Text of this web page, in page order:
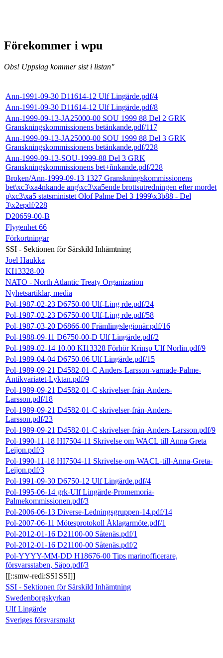
Förekommer i wpu
Obs! Uppslag kommer sist i listan"
Ann-1991-09-30 D11614-12 Ulf Lingärde.pdf/4
Ann-1991-09-30 D11614-12 Ulf Lingärde.pdf/8
Ann-1999-09-13-JA25000-00 SOU 1999 88 Del 2 GRK
Granskningskommissionens betänkande.pdf/117
Ann-1999-09-13-JA25000-00 SOU 1999 88 Del 3 GRK
Granskningskommissionens betänkande.pdf/228
Ann-1999-09-13-SOU-1999-88 Del 3 GRK
Granskningskommissionens bet+ñnkande.pdf/228
Broken/Ann-1999-09-13 1327 Granskningskommissionens
bet\xc3\xa4nkande ang\xc3\xa5ende brottsutredningen efter mordet
p\xc3\xa5 statsministet Olof Palme Del 3 1999\x3b88 - Del
3\x2epdf/228
D20659-00-B
Flygenhet 66
Förkortningar
SSI - Sektionen för Särskild Inhämtning
Joel Haukka
KI13328-00
NATO - North Atlantic Treaty Organization
Nyhetsartiklar, media
Pol-1987-02-23 D6750-00 Ulf-Ling rde.pdf/24
Pol-1987-02-23 D6750-00 Ulf-Ling rde.pdf/58
Pol-1987-03-20 D6866-00 Främlingslegionär.pdf/16
Pol-1988-09-11 D6750-00-D Ulf Lingärde.pdf/2
Pol-1989-02-14 10.00 KI13328 Förhör Krinsp Ulf Norlin.pdf/9
Pol-1989-04-04 D6750-06 Ulf Lingärde.pdf/15
Pol-1989-09-21 D4582-01-C Anders-Larsson-varnade-Palme-
Antikvariatet-Lyktan.pdf/9
Pol-1989-09-21 D4582-01-C skrivelser-från-Anders-
Larsson.pdf/18
Pol-1989-09-21 D4582-01-C skrivelser-från-Anders-
Larsson.pdf/23
Pol-1989-09-21 D4582-01-C skrivelser-från-Anders-Larsson.pdf/9
Pol-1990-11-18 HI7504-11 Skrivelse om WACL till Anna Greta
Leijon.pdf/3
Pol-1990-11-18 HI7504-11 Skrivelse-om-WACL-till-Anna-Greta-
Leijon.pdf/3
Pol-1991-09-30 D6750-12 Ulf Lingärde.pdf/4
Pol-1995-06-14 grk-Ulf Lingärde-Promemoria-
Palmekommissionen.pdf/3
Pol-2006-06-13 Diverse-Ledningsgruppen-14.pdf/14
Pol-2007-06-11 Mötesprotokoll Åklagarmöte.pdf/1
Pol-2012-01-16 D21100-00 Såtenäs.pdf/1
Pol-2012-01-16 D21100-00 Såtenäs.pdf/2
Pol-YYYY-MM-DD H18676-00 Tips marinofficerare,
försvarsstaben, Säpo.pdf/3
[[::smw-redi:SSI|SSI]]
SSI - Sektionen för Särskild Inhämtning
Swedenborgskyrkan
Ulf Lingärde
Sveriges försvarsmakt